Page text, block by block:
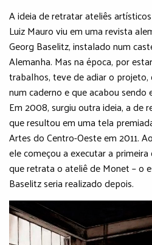
A ideia de retratar ateliês
Luiz Mauro viu em uma revista
Georg Baselitz, instalado num
Alemanha. Mas na época, por
trabalhos, teve de adiar o
num caderno e que acabou
Em 2008, surgiu outra ideia, a de
que resultou em uma tela
Artes do Centro-Oeste em 2011.
ele começou a executar a
que retrata o ateliê de Monet – o
Baselitz seria realizado depois.